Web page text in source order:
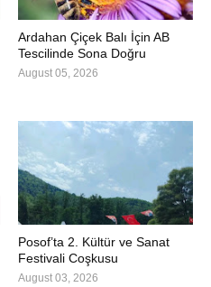
Ardahan Çiçek Balı İçin AB
Tescilinde Sona Doğru
August 05, 2026
Posof’ta 2. Kültür ve Sanat
Festivali Coşkusu
August 03, 2026